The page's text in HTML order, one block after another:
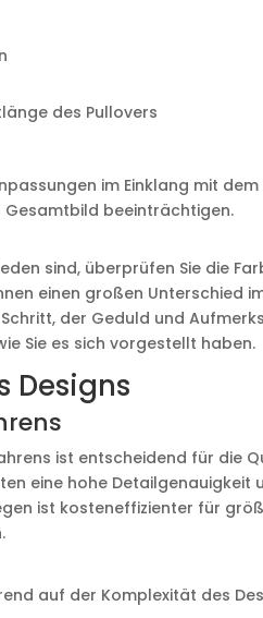
des Pullovers
im Einklang mit
Gesamtbild beeinträchtigen.
sind, überprüfen Sie die
einen großen Unterschied
der Geduld und
Sie es sich vorgestellt haben.
Designs
ist entscheidend für die
eine hohe Detailgenauigkeit
ist kosteneffizienter für
auf der Komplexität des